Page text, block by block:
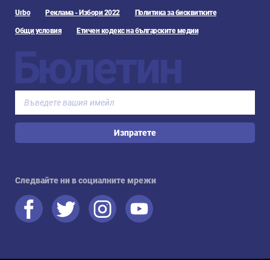
Urbo Реклама - Избори 2022 Политика за бисквитките
Общи условия Етичен кодекс на българските медии
Бюлетин
Изпратете
Следвайте ни в социалните мрежи